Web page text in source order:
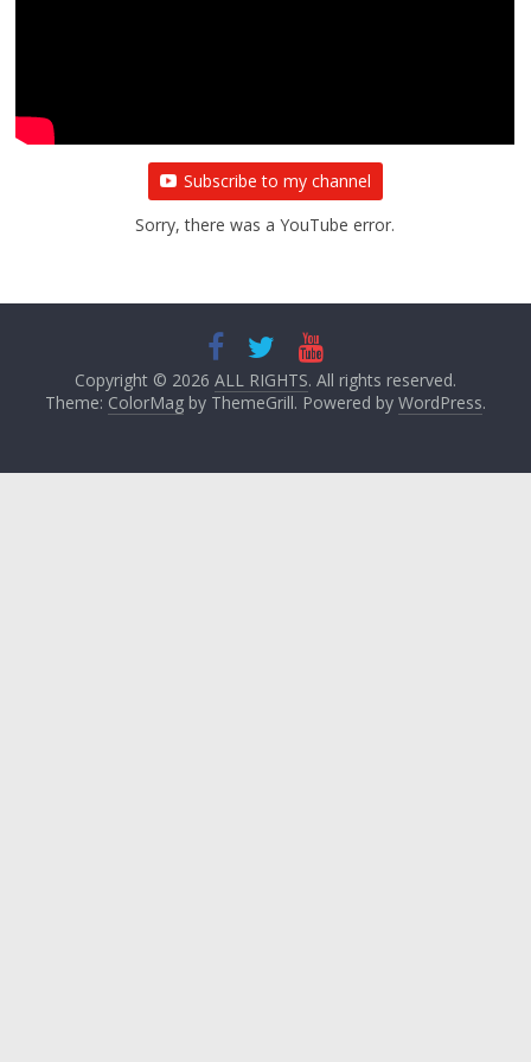
Subscribe to my channel
Sorry, there was a YouTube error.
Copyright © 2026 ALL RIGHTS. All rights reserved.
Theme: ColorMagby ThemeGrill. Powered by WordPress.